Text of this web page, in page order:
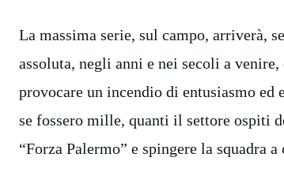
La massima serie, sul campo, arriverà,
assoluta, negli anni e nei secoli a
provocare un incendio di entusiasmo
se fossero mille, quanti il settore ospiti
“Forza Palermo” e spingere la squadra